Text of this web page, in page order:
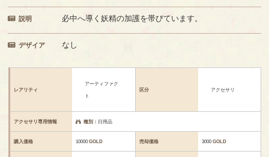
説明 必中へ導く妖精の加護を帯びています。
デザイア なし
レアリティ
アーティファク
ト
区分 アクセサリ
アクセサリ専用情報 種別： 日用品
購入価格 10000GOLD 売却価格 3000GOLD